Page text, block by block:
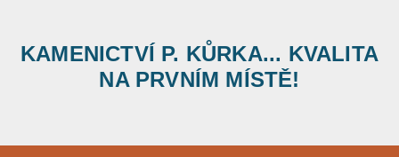
KAMENICTVÍ P. KŮRKA... KVALITA
NA PRVNÍM MÍSTĚ!